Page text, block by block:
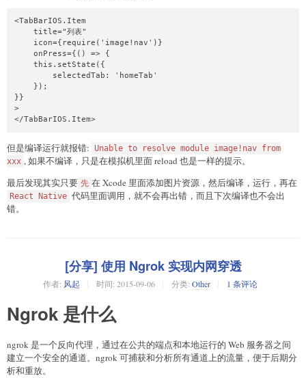
<TabBarIOS.Item
    title="列表"
    icon={require('image!nav')}
    onPress={() => {
    this.setState({
        selectedTab: 'homeTab'
    });
}}
>
</TabBarIOS.Item>
但是编译运行就报错: Unable to resolve module image!nav from
xxx , 如果不编译，只是在模拟机里面 reload 也是一样的提示。
最后发现其实只要 先 在 Xcode 里面添加图片资源，然后编译，运行，再在
React Native 代码里面调用，就不会再出错，而且下次编译也不会出
错。
[分享] 使用 Ngrok 实现内网穿透
作者: 风起 时间: 2015-09-06 分类: Other 1 条评论
Ngrok 是什么
ngrok 是一个反向代理，通过在公共的端点和本地运行的 Web 服务器之间
建立一个安全的通道。ngrok 可捕获和分析所有通道上的流量，便于后期分
析和重放。